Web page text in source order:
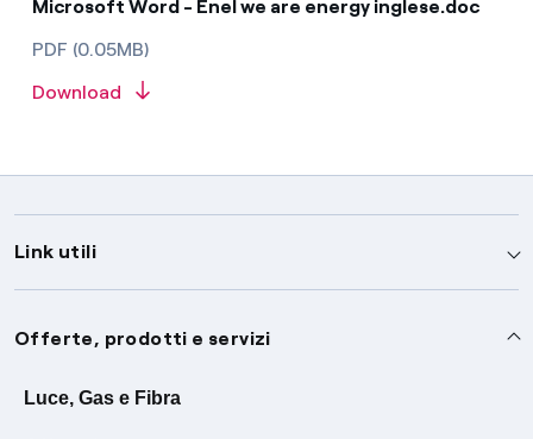
Microsoft Word - Enel we are energy inglese.doc
PDF (0.05MB)
Download
Link utili
Assistenza
Avvisi
Servizi
Offerte, prodotti e servizi
Luce, Gas e Fibra